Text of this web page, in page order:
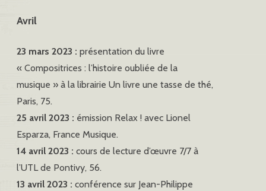
Avril
23 mars 2023 : présentation du livre
« Compositrices : l’histoire oubliée de la
musique » à la librairie Un livre une tasse de thé,
Paris, 75.
25 avril 2023 : émission Relax ! avec Lionel
Esparza, France Musique.
14 avril 2023 : cours de lecture d’œuvre 7/7 à
l’UTL de Pontivy, 56.
13 avril 2023 : conférence sur Jean-Philippe